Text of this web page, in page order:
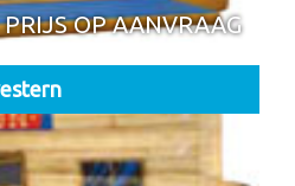
PRIJS OP AANVRAAG